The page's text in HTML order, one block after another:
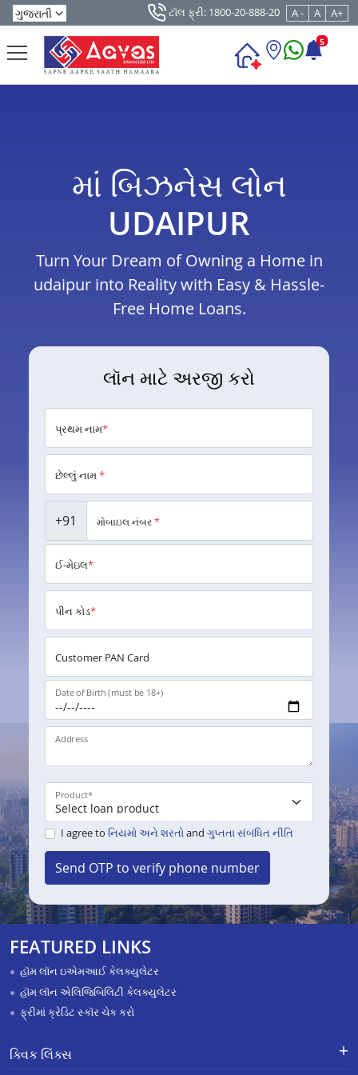
ટૉલ ફ્રી: 1800-20-888-20 A - A A+
5
માં બિઝનેસ લોન
UDAIPUR
Turn Your Dream of Owning a Home in
udaipur into Reality with Easy & Hassle-
Free Home Loans.
લૉન માટે અરજી કરો
પ્રથમ નામ*
છેલ્લું નામ*
+91 મોબાઇલ નંબર*
ઈ-મેઇલ*
પીન કોડ*
Customer PAN Card
Date of Birth (must be 18+)
Address
Product*
I agree to નિયમો અને શરતોand ગુપ્તતા સંબંધિત નીતિ
Send OTP to verify phone number
FEATURED LINKS
હૉમ લૉન ઇએમઆઈ કેલક્યુલેટર
હૉમ લૉન એલિજિબિલિટી કેલક્યુલેટર
ફ્રીમાં ક્રેડિટ સ્કૉર ચેક કરો
ક્વિક લિંક્સ